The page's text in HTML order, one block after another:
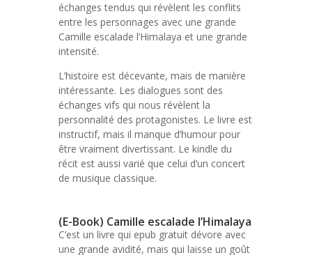
échanges tendus qui révèlent les conflits
entre les personnages avec une grande
Camille escalade l’Himalaya et une grande
intensité.
L’histoire est décevante, mais de manière
intéressante. Les dialogues sont des
échanges vifs qui nous révèlent la
personnalité des protagonistes. Le livre est
instructif, mais il manque d’humour pour
être vraiment divertissant. Le kindle du
récit est aussi varié que celui d’un concert
de musique classique.
(E-Book) Camille escalade l’Himalaya
C’est un livre qui epub gratuit dévore avec
une grande avidité, mais qui laisse un goût